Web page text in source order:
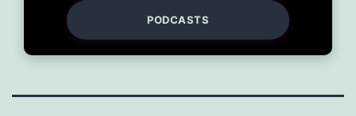
PODCASTS